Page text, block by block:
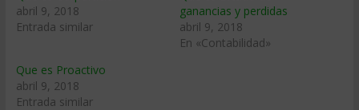
abril 9, 2018
Entrada similar
ganancias y perdidas
abril 9, 2018
En «Contabilidad»
Que es Proactivo
abril 9, 2018
Entrada similar